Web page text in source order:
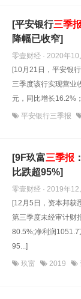
[平安银行三季报
降幅已收窄]
零壹财经 · 2020年10
[10月21日，平安银
三季度该行实现营业
元，同比增长16.2%
平安银行三季报
[9F玖富三季报
比跌超95%]
零壹财经 · 2019年12
[12月5日，资本邦获
第三季度未经审计财
80.5%;净利润
95...]
玖富 2019